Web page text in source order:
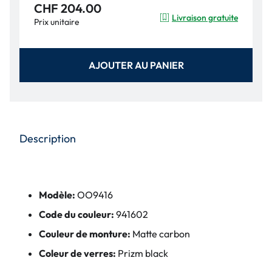
CHF 204.00
Prix unitaire Livraison gratuite
AJOUTER AU PANIER
Description
Modèle: OO9416
Code du couleur: 941602
Couleur de monture: Matte carbon
Coleur de verres: Prizm black